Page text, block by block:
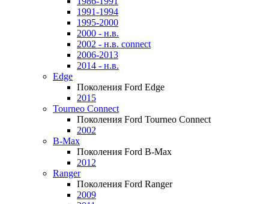
1991-1994
1995-2000
2000 - н.в.
2002 - н.в. connect
2006-2013
2014 - н.в.
Edge
Поколения Ford Edge
2015
Tourneo Connect
Поколения Ford Tourneo Connect
2002
B-Max
Поколения Ford B-Max
2012
Ranger
Поколения Ford Ranger
2009